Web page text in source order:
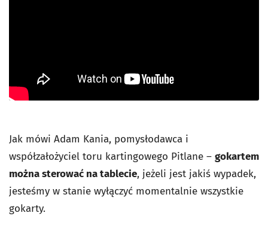
Jak mówi Adam Kania, pomysłodawca i
współzałożyciel toru kartingowego Pitlane – gokartem
można sterować na tablecie, jeżeli jest jakiś wypadek,
jesteśmy w stanie wyłączyć momentalnie wszystkie
gokarty.